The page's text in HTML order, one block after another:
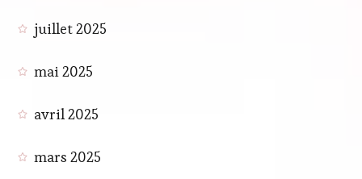
juillet 2025
mai 2025
avril 2025
mars 2025